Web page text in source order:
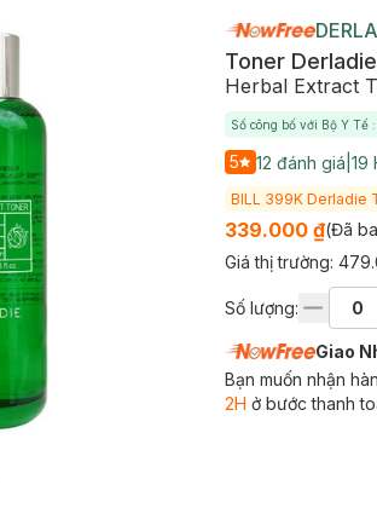
Toner
Herbal Extract
Số công bố với Bộ Y Tế
5 12 đánh giá 19
BILL 399K Derladie
339.000 ₫(Đã
Giá thị trường:
Số lượng:
Giao
Bạn muốn nhận
2H ở bước thanh